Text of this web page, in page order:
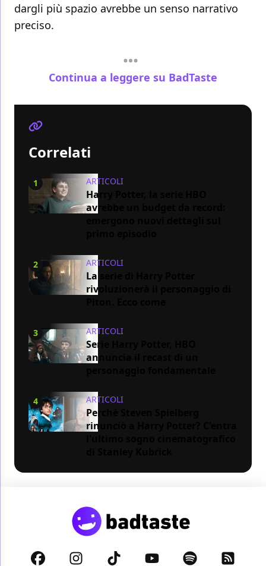
dargli più spazio avrebbe un senso narrativo
preciso.
Continua a leggere su BadTaste
Correlati
1 ARTICOLI
Harry Potter, la serie HBO
avrebbe un budget da record:
2 ARTICOLI
La serie di Harry Potter
rivoluzionerà il personaggio di
3 ARTICOLI
Serie Harry Potter, HBO
annuncia il recast di un
4 ARTICOLI
Perché Steven Spielberg
rinunciò a Harry Potter? C'entra